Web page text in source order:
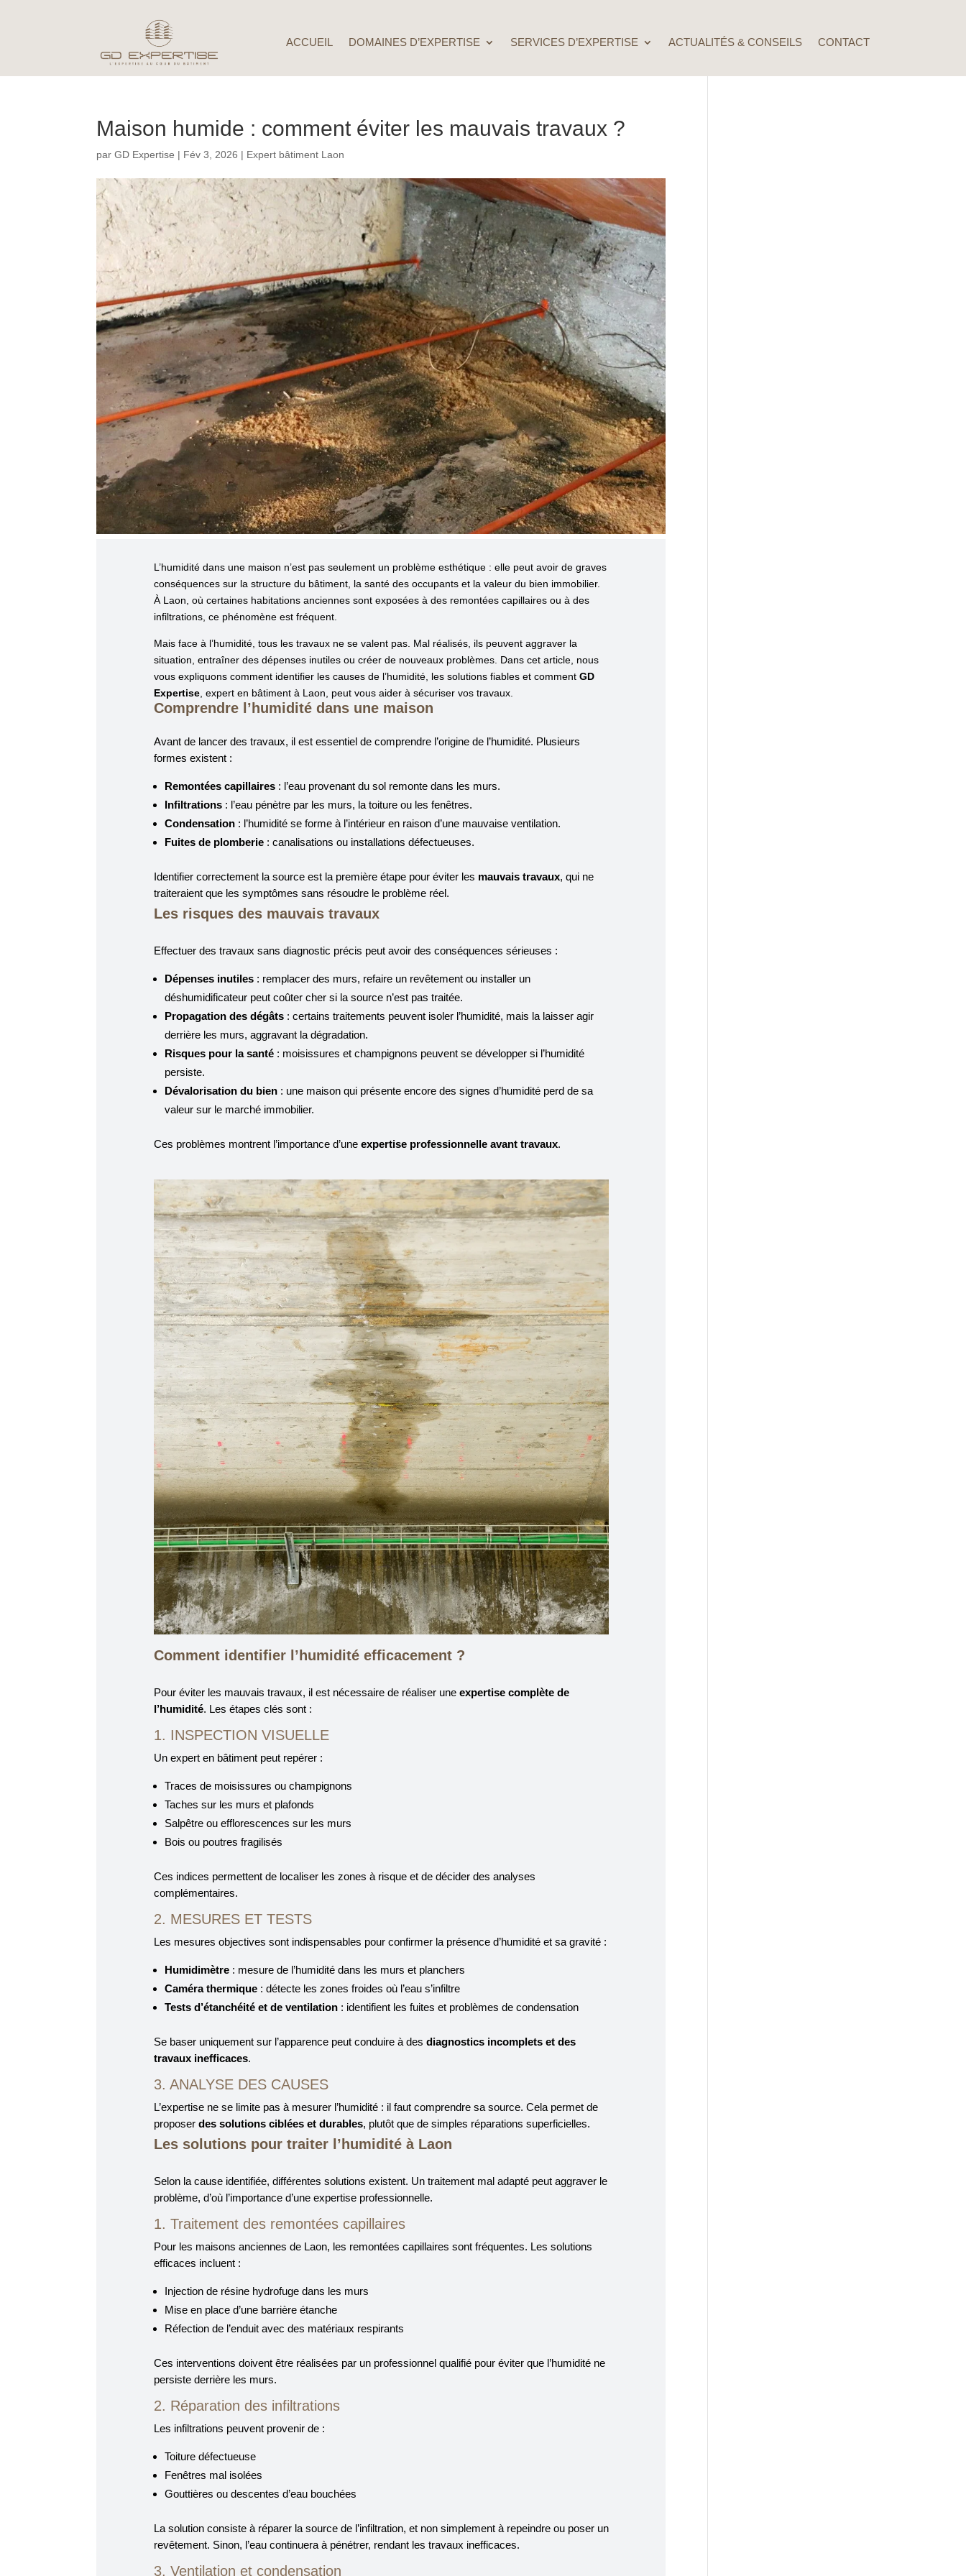
ACCUEIL DOMAINES D’EXPERTISE SERVICES D’EXPERTISE ACTUALITÉS & CONSEILS CONTACT
Maison humide : comment éviter les mauvais travaux ?
parGD Expertise | Fév 3, 2026 | Expert bâtiment Laon
L’humidité dans une maison n’est pas seulement un problème esthétique : elle peut avoir de graves
conséquences sur la structure du bâtiment, la santé des occupants et la valeur du bien immobilier.
À Laon, où certaines habitations anciennes sont exposées à des remontées capillaires ou à des
infiltrations, ce phénomène est fréquent.
Mais face à l’humidité, tous les travaux ne se valent pas. Mal réalisés, ils peuvent aggraver la
situation, entraîner des dépenses inutiles ou créer de nouveaux problèmes. Dans cet article, nous
vous expliquons comment identifier les causes de l’humidité, les solutions fiables et comment GD
Expertise, expert en bâtiment à Laon, peut vous aider à sécuriser vos travaux.
Comprendre l’humidité dans une maison
Avant de lancer des travaux, il est essentiel de comprendre l’origine de l’humidité. Plusieurs
formes existent :
Remontées capillaires: l’eau provenant du sol remonte dans les murs.
Infiltrations: l’eau pénètre par les murs, la toiture ou les fenêtres.
Condensation: l’humidité se forme à l’intérieur en raison d’une mauvaise ventilation.
Fuites de plomberie: canalisations ou installations défectueuses.
Identifier correctement la source est la première étape pour éviter les mauvais travaux, qui ne
traiteraient que les symptômes sans résoudre le problème réel.
Les risques des mauvais travaux
Effectuer des travaux sans diagnostic précis peut avoir des conséquences sérieuses :
Dépenses inutiles: remplacer des murs, refaire un revêtement ou installer un
déshumidificateur peut coûter cher si la source n’est pas traitée.
Propagation des dégâts: certains traitements peuvent isoler l’humidité, mais la laisser agir
derrière les murs, aggravant la dégradation.
Risques pour la santé: moisissures et champignons peuvent se développer si l’humidité
persiste.
Dévalorisation du bien: une maison qui présente encore des signes d’humidité perd de sa
valeur sur le marché immobilier.
Ces problèmes montrent l’importance d’une expertise professionnelle avant travaux.
Comment identifier l’humidité efficacement ?
Pour éviter les mauvais travaux, il est nécessaire de réaliser une expertise complète de
l’humidité. Les étapes clés sont :
1. INSPECTION VISUELLE
Un expert en bâtiment peut repérer :
Traces de moisissures ou champignons
Taches sur les murs et plafonds
Salpêtre ou efflorescences sur les murs
Bois ou poutres fragilisés
Ces indices permettent de localiser les zones à risque et de décider des analyses
complémentaires.
2. MESURES ET TESTS
Les mesures objectives sont indispensables pour confirmer la présence d’humidité et sa gravité :
Humidimètre: mesure de l’humidité dans les murs et planchers
Caméra thermique: détecte les zones froides où l’eau s’infiltre
Tests d’étanchéité et de ventilation: identifient les fuites et problèmes de condensation
Se baser uniquement sur l’apparence peut conduire à des diagnostics incomplets et des
travaux inefficaces.
3. ANALYSE DES CAUSES
L’expertise ne se limite pas à mesurer l’humidité : il faut comprendre sa source. Cela permet de
proposer des solutions ciblées et durables, plutôt que de simples réparations superficielles.
Les solutions pour traiter l’humidité à Laon
Selon la cause identifiée, différentes solutions existent. Un traitement mal adapté peut aggraver le
problème, d’où l’importance d’une expertise professionnelle.
1. Traitement des remontées capillaires
Pour les maisons anciennes de Laon, les remontées capillaires sont fréquentes. Les solutions
efficaces incluent :
Injection de résine hydrofuge dans les murs
Mise en place d’une barrière étanche
Réfection de l’enduit avec des matériaux respirants
Ces interventions doivent être réalisées par un professionnel qualifié pour éviter que l’humidité ne
persiste derrière les murs.
2. Réparation des infiltrations
Les infiltrations peuvent provenir de :
Toiture défectueuse
Fenêtres mal isolées
Gouttières ou descentes d’eau bouchées
La solution consiste à réparer la source de l’infiltration, et non simplement à repeindre ou poser un
revêtement. Sinon, l’eau continuera à pénétrer, rendant les travaux inefficaces.
3. Ventilation et condensation